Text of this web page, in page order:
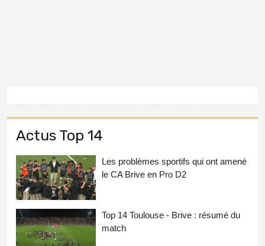
Actus Top 14
Les problèmes sportifs qui ont amené
le CA Brive en Pro D2
Top 14 Toulouse - Brive : résumé du
match